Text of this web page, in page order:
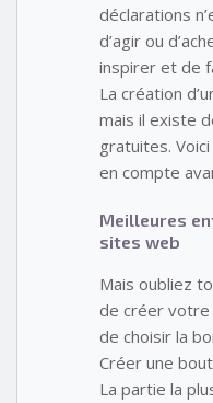
déclarations
d’agir ou
inspirer et de
La création
mais il existe
gratuites.
en compte
Meilleures
sites web
Mais oubliez
de créer votre
de choisir la
Créer une
La partie la